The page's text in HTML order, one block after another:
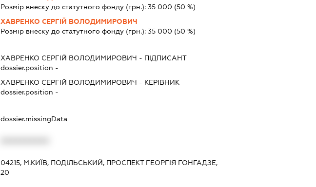
Розмір внеску до статутного фонду (грн.):35 000 (50 %)
ХАВРЕНКО СЕРГІЙ ВОЛОДИМИРОВИЧ
Розмір внеску до статутного фонду (грн.):35 000 (50 %)
ХАВРЕНКО СЕРГІЙ ВОЛОДИМИРОВИЧ - ПІДПИСАНТ
dossier.position -
ХАВРЕНКО СЕРГІЙ ВОЛОДИМИРОВИЧ - КЕРІВНИК
dossier.position -
dossier.missingData
04215, М.КИЇВ, ПОДІЛЬСЬКИЙ, ПРОСПЕКТ ГЕОРГІЯ ГОНГАДЗЕ,
20